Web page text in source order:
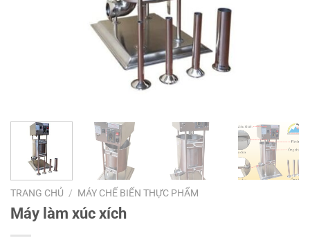
TRANG CHỦ / MÁY CHẾ BIẾN THỰC PHẨM
Máy làm xúc xích